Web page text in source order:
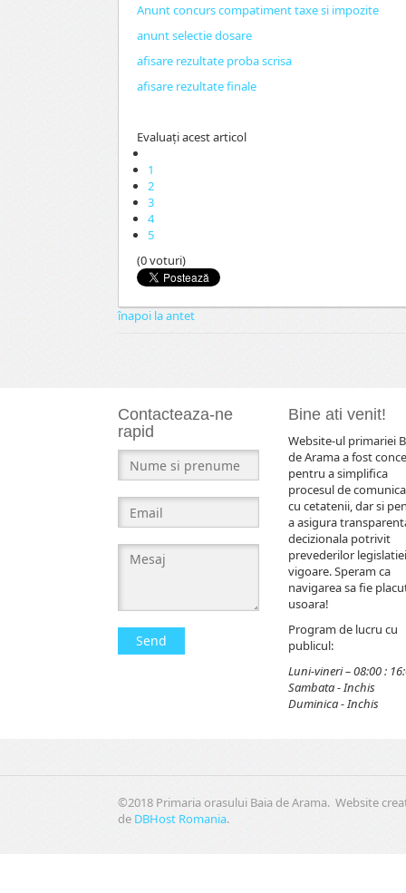
Anunt concurs compatiment taxe si impozite
anunt selectie dosare
afisare rezultate proba scrisa
afisare rezultate finale
Evaluaţi acest articol
1
2
3
4
5
(0 voturi)
înapoi la antet
Contacteaza-ne
rapid
Send
Bine ati venit!
Website-ul primariei
de Arama a fost
pentru a simplifica
procesul de
cu cetatenii, dar si
a asigura
decizionala potrivit
prevederilor
vigoare. Speram ca
navigarea sa fie
usoara!
Program de lucru cu
publicul:
Luni-vineri – 08:00 :
Sambata - Inchis
Duminica - Inchis
©2018 Primaria orasului Baia de Arama. Website
de DBHost Romania.